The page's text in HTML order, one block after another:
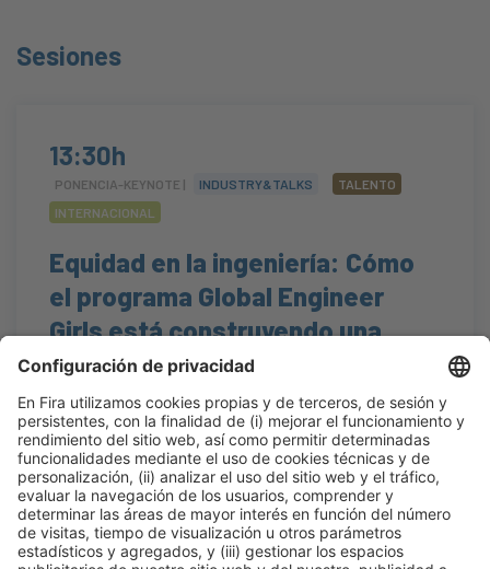
Sesiones
13:30h
PONENCIA-KEYNOTE | INDUSTRY&TALKS
TALENTO
INTERNACIONAL
Equidad en la ingeniería: Cómo
el programa Global Engineer
Girls está construyendo una
industria más inclusiva
#internacional ,#manodeobra ,#talento
Jue 22 13:30h - 13:50h
Construmat Experience
Abierto